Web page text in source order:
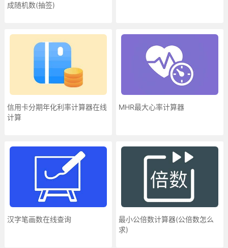
成随机数(抽签)
信用卡分期年化利率计算器在线
计算
MHR最大心率计算器
汉字笔画数在线查询
最小公倍数计算器(公倍数怎么
求)